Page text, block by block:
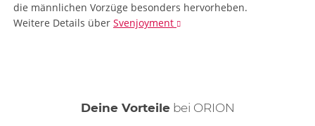
die männlichen Vorzüge besonders hervorheben.
Weitere Details über Svenjoyment
Deine Vorteilebei ORION